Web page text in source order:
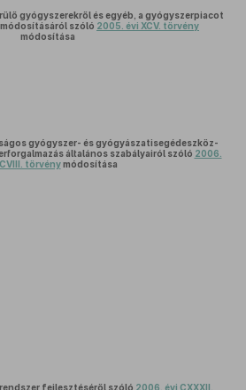
gyógyszerekről és egyéb, a gyógyszerpiacot
szóló 2005. évi XCV. törvény
módosítása
gyógyszer- és gyógyászatisegédeszköz-
általános szabályairól szóló 2006.
törvénymódosítása
fejlesztéséről szóló 2006. évi CXXXII.